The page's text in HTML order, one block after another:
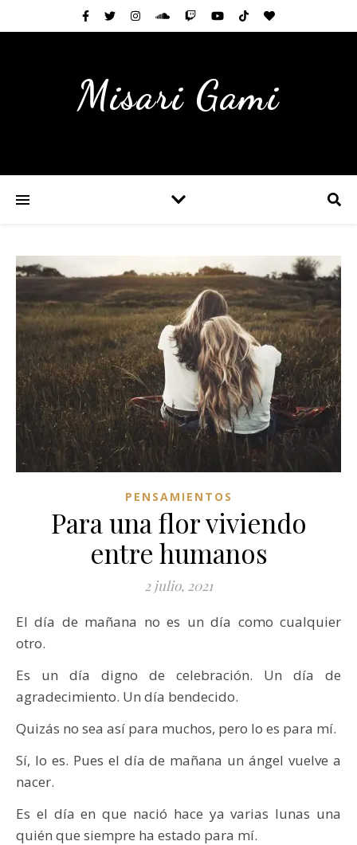
Misari Gami
PENSAMIENTOS
Para una flor viviendo
entre humanos
2 julio, 2021
El día de mañana no es un día como cualquier
otro.
Es un día digno de celebración. Un día de
agradecimiento. Un día bendecido.
Quizás no sea así para muchos, pero lo es para mí.
Sí, lo es. Pues el día de mañana un ángel vuelve a
nacer.
Es el día en que nació hace ya varias lunas una
quién que siempre ha estado para mí.